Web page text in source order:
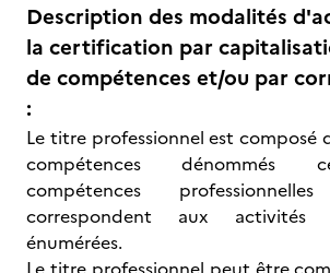
Description des modalités
la certification par
de compétences et/ou par
:
Le titre professionnel est composé
compétences dénommés
compétences
correspondent aux activités
énumérées.